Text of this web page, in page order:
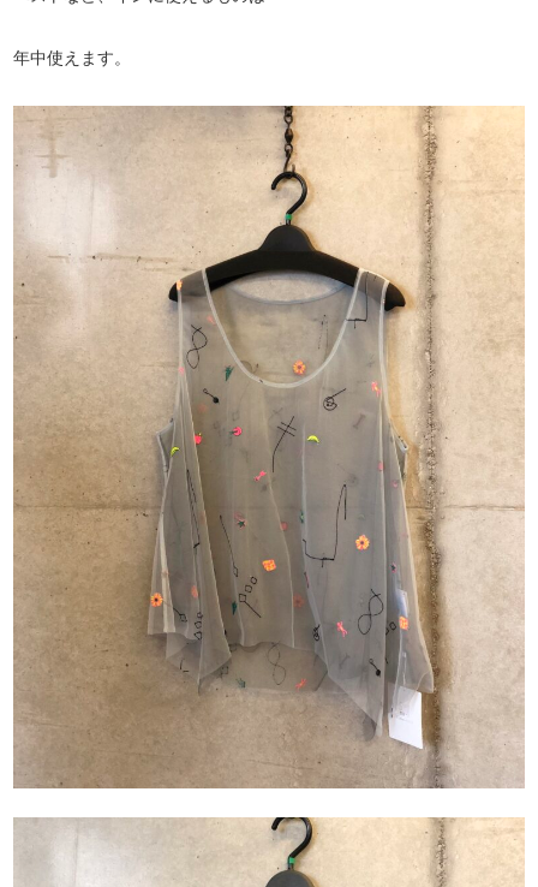
年中使えます。